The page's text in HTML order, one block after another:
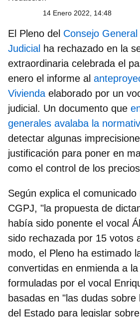
14 Enero 2022, 14:48
El Pleno del Consejo
Judicial ha rechazado en la
extraordinaria celebrada el
enero el informe al
Vivienda elaborado por un
judicial. Un documento que
generales avalaba la
detectar algunas
justificación para poner en
como el control de los
Según explica el
CGPJ, "la propuesta de
había sido ponente el vocal
sido rechazada por 15 votos
modo, el Pleno ha estimado
convertidas en enmienda a
formuladas por el vocal
basadas en "las dudas sobre
del Estado para legislar